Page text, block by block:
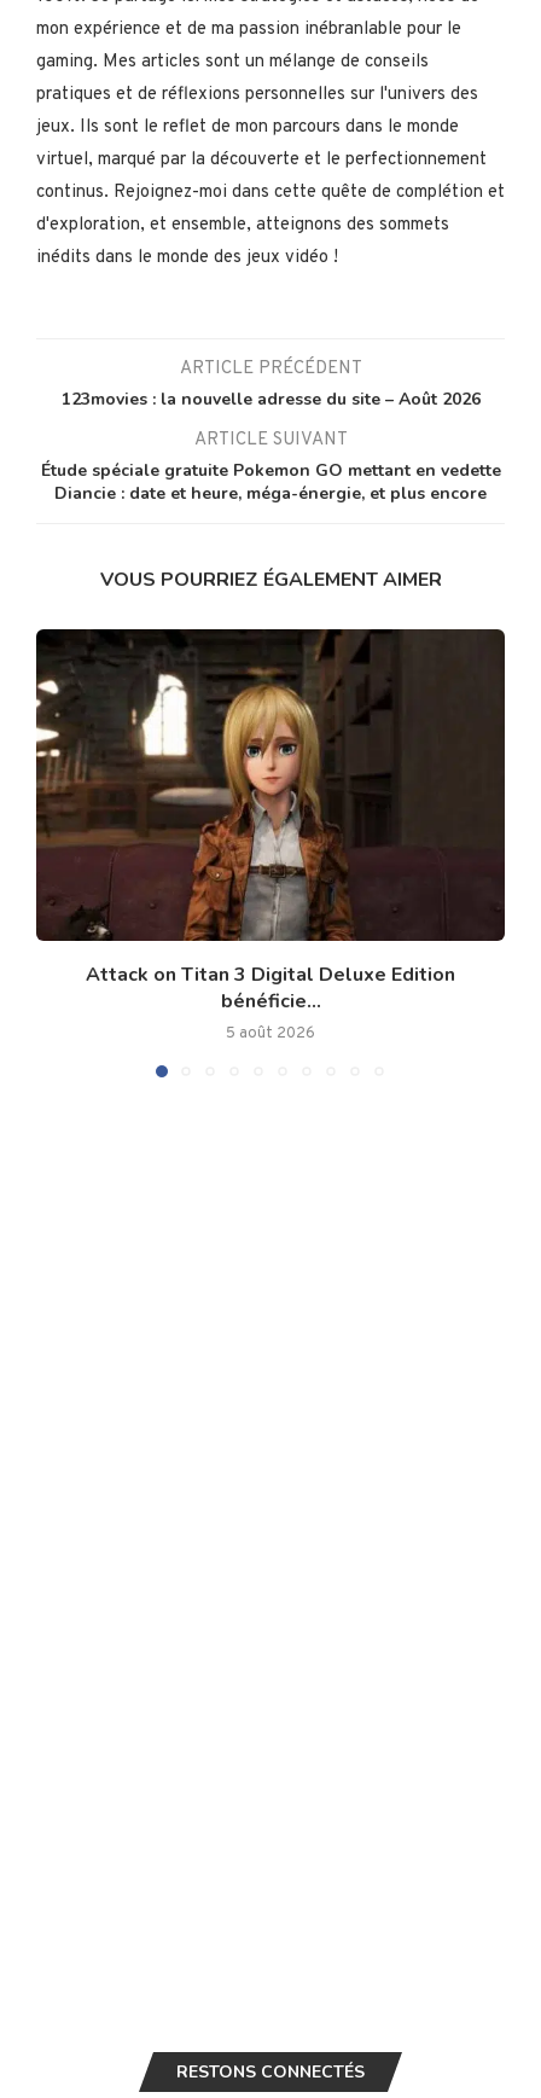
mon expérience et de ma passion inébranlable pour le
gaming. Mes articles sont un mélange de conseils
pratiques et de réflexions personnelles sur l'univers des
jeux. Ils sont le reflet de mon parcours dans le monde
virtuel, marqué par la découverte et le perfectionnement
continus. Rejoignez-moi dans cette quête de complétion et
d'exploration, et ensemble, atteignons des sommets
inédits dans le monde des jeux vidéo !
ARTICLE PRÉCÉDENT
123movies : la nouvelle adresse du site – Août 2026
ARTICLE SUIVANT
Étude spéciale gratuite Pokemon GO mettant en vedette
Diancie : date et heure, méga-énergie, et plus encore
VOUS POURRIEZ ÉGALEMENT AIMER
Attack on Titan 3 Digital Deluxe Edition
bénéficie...
5 août 2026
RESTONS CONNECTÉS